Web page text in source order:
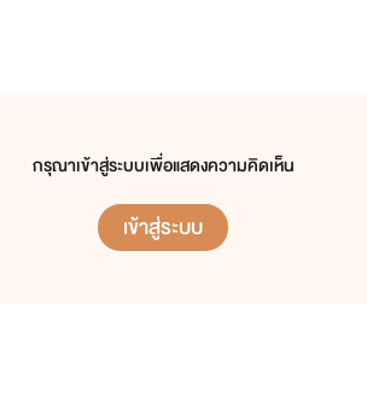
กรุณาเข้าสู่ระบบเพื่อแสดงความคิดเห็น
เข้าสู่ระบบ